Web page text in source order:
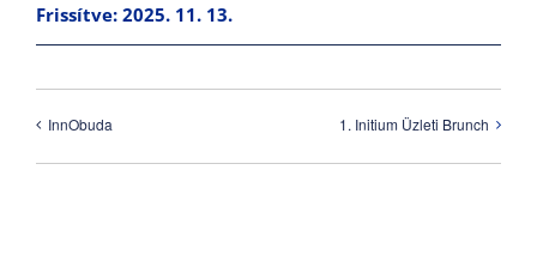
Frissítve: 2025. 11. 13.
InnObuda 1. Initium Üzleti Brunch